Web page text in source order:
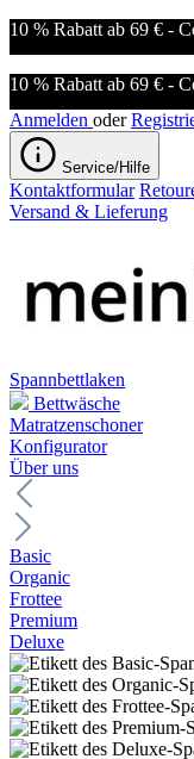
10 % Rabatt ab 69 € -
10 % Rabatt ab 69 € -
Anmelden oder
Service/Hilfe
Kontaktformular
Versand & Lieferung
Spannbettlaken
Bettwäsche
Matratzenschoner
Konfigurator
Über uns
Basic
Organic
Frottee
Premium
Deluxe